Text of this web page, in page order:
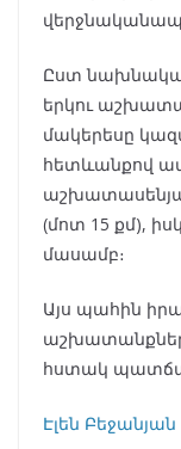
Ըստ նախնական
երկու
մակերեսը
հետևանքով
(մոտ 15 քմ),
մասամբ։
Այս պահին
հստակ
Էլեն Բեջանյան